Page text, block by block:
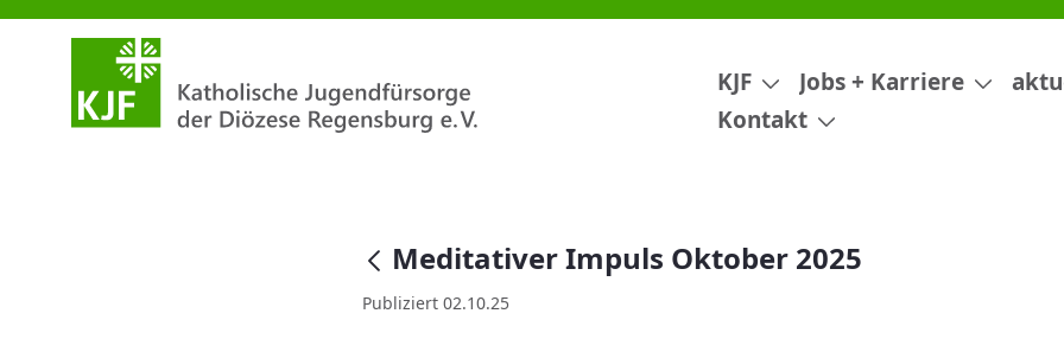
Meditativer Impuls Oktober 2025
KJF Jobs + Karriere
Kontakt
null
Meditativer Impuls Oktober 2025
Publiziert 02.10.25